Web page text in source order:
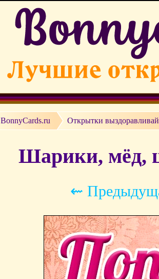
BonnyCards.ru Открытки выздоравливай
Шарики, мёд,
⇜